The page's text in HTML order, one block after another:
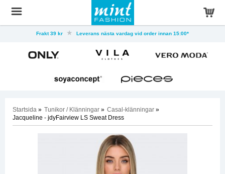
Frakt 39 kr Leverans nästa vardag vid order innan 15:00*
Startsida » Tunikor / Klänningar » Casal-klänningar »
Jacqueline - jdyFairview LS Sweat Dress